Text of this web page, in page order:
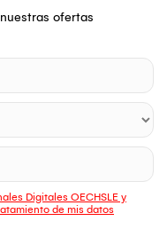
ofertas
Digitales OECHSLE y
de mis datos